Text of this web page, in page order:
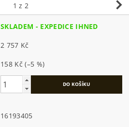
1 z 2
SKLADEM - EXPEDICE IHNED
2 757 Kč
158 Kč(–5 %)
16193405